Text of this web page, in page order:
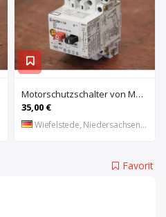
Motorschutzschalter von Moeller – PKZM 1-1,6
35,00 €
Wiefelstede, Niedersachsen, DE
Favorit